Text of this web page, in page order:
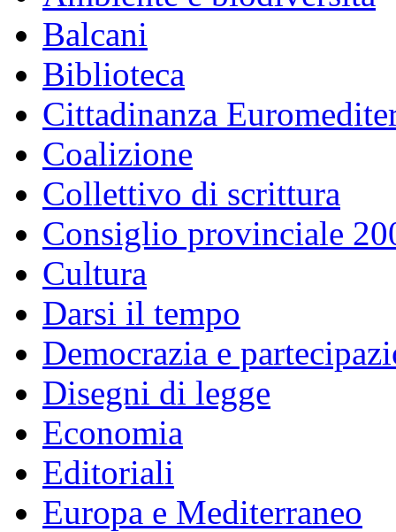
Balcani
Biblioteca
Cittadinanza
Coalizione
Collettivo di scrittura
Consiglio provinciale
Cultura
Darsi il tempo
Democrazia e
Disegni di legge
Economia
Editoriali
Europa e Mediterraneo